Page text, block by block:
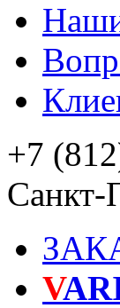
+7
Санкт-
V